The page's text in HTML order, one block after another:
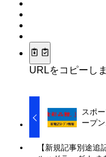
URLをコピーし
スポ
ープ
【新規記事別途